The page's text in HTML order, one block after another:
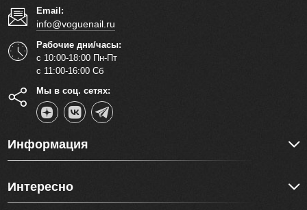
Email:
info@voguenail.ru
Рабочие дни/часы:
с 10:00-18:00 Пн-Пт
с 11:00-16:00 Сб
Мы в соц. сетях:
Информация
Интересно